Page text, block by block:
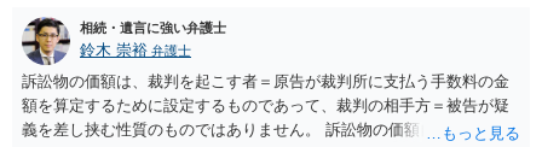
相続・遺言に強い弁護士
鈴木 崇裕 弁護士
訴訟物の価額は、裁判を起こす者＝原告が裁判所に支払う手数料の金
額を算定するために設定するものであって、裁判の相手方＝被告が疑
義を差し挟む性質のものではありません。 訴訟物の価額自体が裁判の